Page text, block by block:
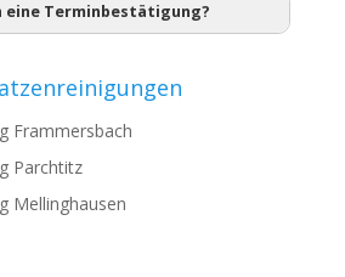
eine Terminbestätigung?
Frammersbach
Parchtitz
Mellinghausen